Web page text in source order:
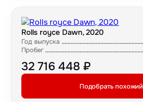
Rolls royce Dawn, 2020
Год выпуска
Пробег
32 716 448 ₽
Подобрать похожий